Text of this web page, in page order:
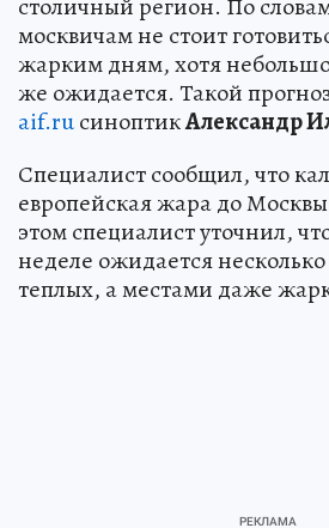
столичный регион. По
москвичам не стоит
жарким дням, хотя
же ожидается. Такой
aif.ruсиноптикАлександр
Специалист сообщил, что
европейская жара до
этом специалист уточнил,
неделе ожидается
теплых, а местами даже